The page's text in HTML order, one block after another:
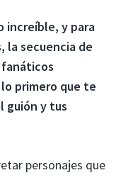
increíble, y para
la secuencia de
primero que te
guión y tus
personajes que